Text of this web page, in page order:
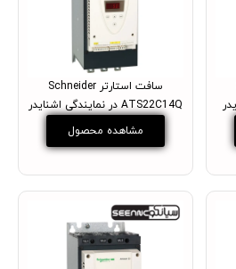
سافت استارتر Schneider
ATS22C14Q در نمایندگی اشنایدر
مشاهده محصول